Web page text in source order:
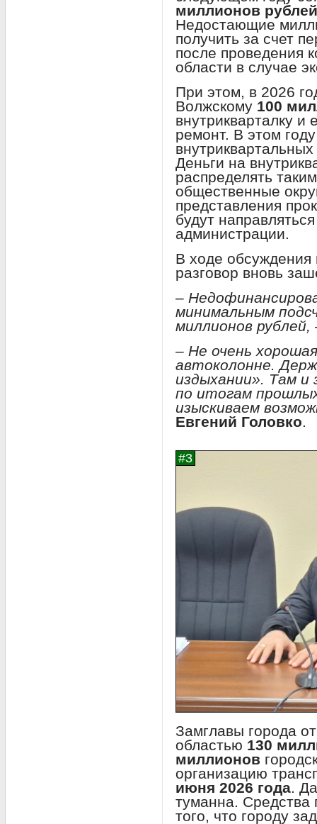
миллионов рублей
Недостающие
получить за счет
после проведения
области в случае
При этом, в 2026
Волжскому 100
внутрикварталку
ремонт. В этом
Деньги на
распределять
общественные
представления
будут
администрации.
В ходе обсуждения
разговор вновь
–
минимальным
миллионов рублей,
– Не очень
автоколонне.
издыхании». Там и
по итогам
изыскиваем
Евгений Головко.
Замглавы города
областью 130
миллионов
организацию
июня 2026 года.
туманна. Средства
того, что городу